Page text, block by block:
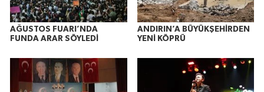
AĞUSTOS FUARI’NDA
FUNDA ARAR SÖYLEDİ
ANDIRIN’A BÜYÜKŞEHİRDEN
YENİ KÖPRÜ